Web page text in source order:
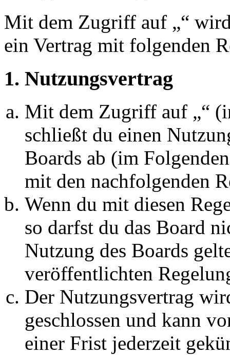
Mit dem Zugriff auf „“
ein Vertrag mit folgenden
1. Nutzungsvertrag
Mit dem Zugriff auf „“
schließt du einen
Boards ab (im
mit den nachfolgenden
Wenn du mit diesen
so darfst du das Board
Nutzung des Boards
veröffentlichten
Der Nutzungsvertrag
geschlossen und kann
einer Frist jederzeit